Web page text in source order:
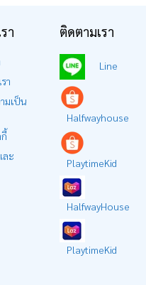
า
า
มเป็น
ละ
ติดตามเรา
Line
Halfwayhouse
PlaytimeKid
HalfwayHouse
PlaytimeKid